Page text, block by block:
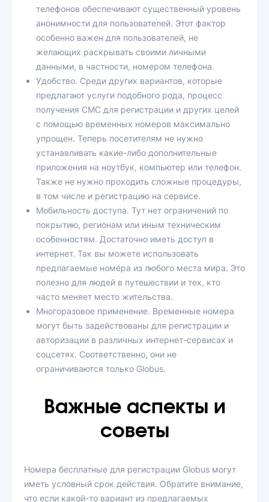
телефонов обеспечивают существенный уровень
анонимности для пользователей. Этот фактор
особенно важен для пользователей, не
желающих раскрывать своими личными
данными, в частности, номером телефона.
Удобство. Среди других вариантов, которые
предлагают услуги подобного рода, процесс
получения СМС для регистрации и других целей
с помощью временных номеров максимально
упрощен. Теперь посетителям не нужно
устанавливать какие-либо дополнительные
приложения на ноутбук, компьютер или телефон.
Также не нужно проходить сложные процедуры,
в том числе и регистрацию на сервисе.
Мобильность доступа. Тут нет ограничений по
покрытию, регионам или иным техническим
особенностям. Достаточно иметь доступ в
интернет. Так вы можете использовать
предлагаемые номера из любого места мира. Это
полезно для людей в путешествии и тех, кто
часто меняет место жительства.
Многоразовое применение. Временные номера
могут быть задействованы для регистрации и
авторизации в различных интернет-сервисах и
соцсетях. Соответственно, они не
ограничиваются только Globus.
Важные аспекты и
советы
Номера бесплатные для регистрации Globus могут
иметь условный срок действия. Обратите внимание,
что если какой-то вариант из предлагаемых